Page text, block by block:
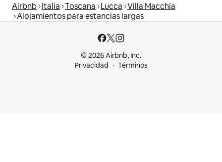
Airbnb Italia Toscana Lucca Villa Macchia
Alojamientos para estancias largas
© 2026 Airbnb, Inc.
Privacidad
Términos